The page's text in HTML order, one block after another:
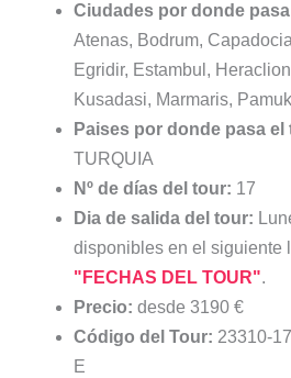
Ciudades por donde
Atenas, Bodrum,
Egridir, Estambul,
Kusadasi, Marmaris,
Paises por donde pasa el
TURQUIA
Nº de días del tour: 17
Dia de salida del tour:
disponibles en el siguiente
"FECHAS DEL TOUR".
Precio: desde 3190 €
Código del Tour: 23310-
E